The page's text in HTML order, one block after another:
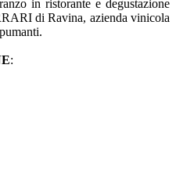
in ristorante e degustazione
di Ravina, azienda vinicola
: